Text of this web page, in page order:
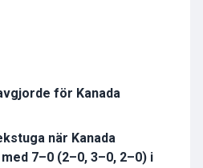
för Kanada
när Kanada
7–0 (2–0, 3–0, 2–0) i